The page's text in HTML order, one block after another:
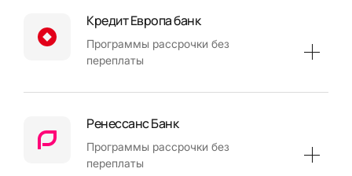
Кредит Европа банк
Программы рассрочки без
переплаты
Ренессанс Банк
Программы рассрочки без
переплаты